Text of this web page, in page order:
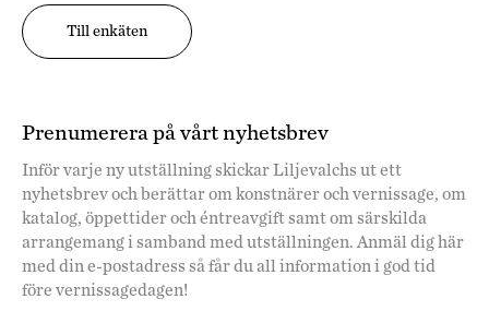
Till enkäten
Prenumerera på vårt nyhetsbrev
Inför varje ny utställning skickar Liljevalchs ut ett
nyhetsbrev och berättar om konstnärer och vernissage, om
katalog, öppettider och éntreavgift samt om särskilda
arrangemang i samband med utställningen. Anmäl dig här
med din e-postadress så får du all information i god tid
före vernissagedagen!